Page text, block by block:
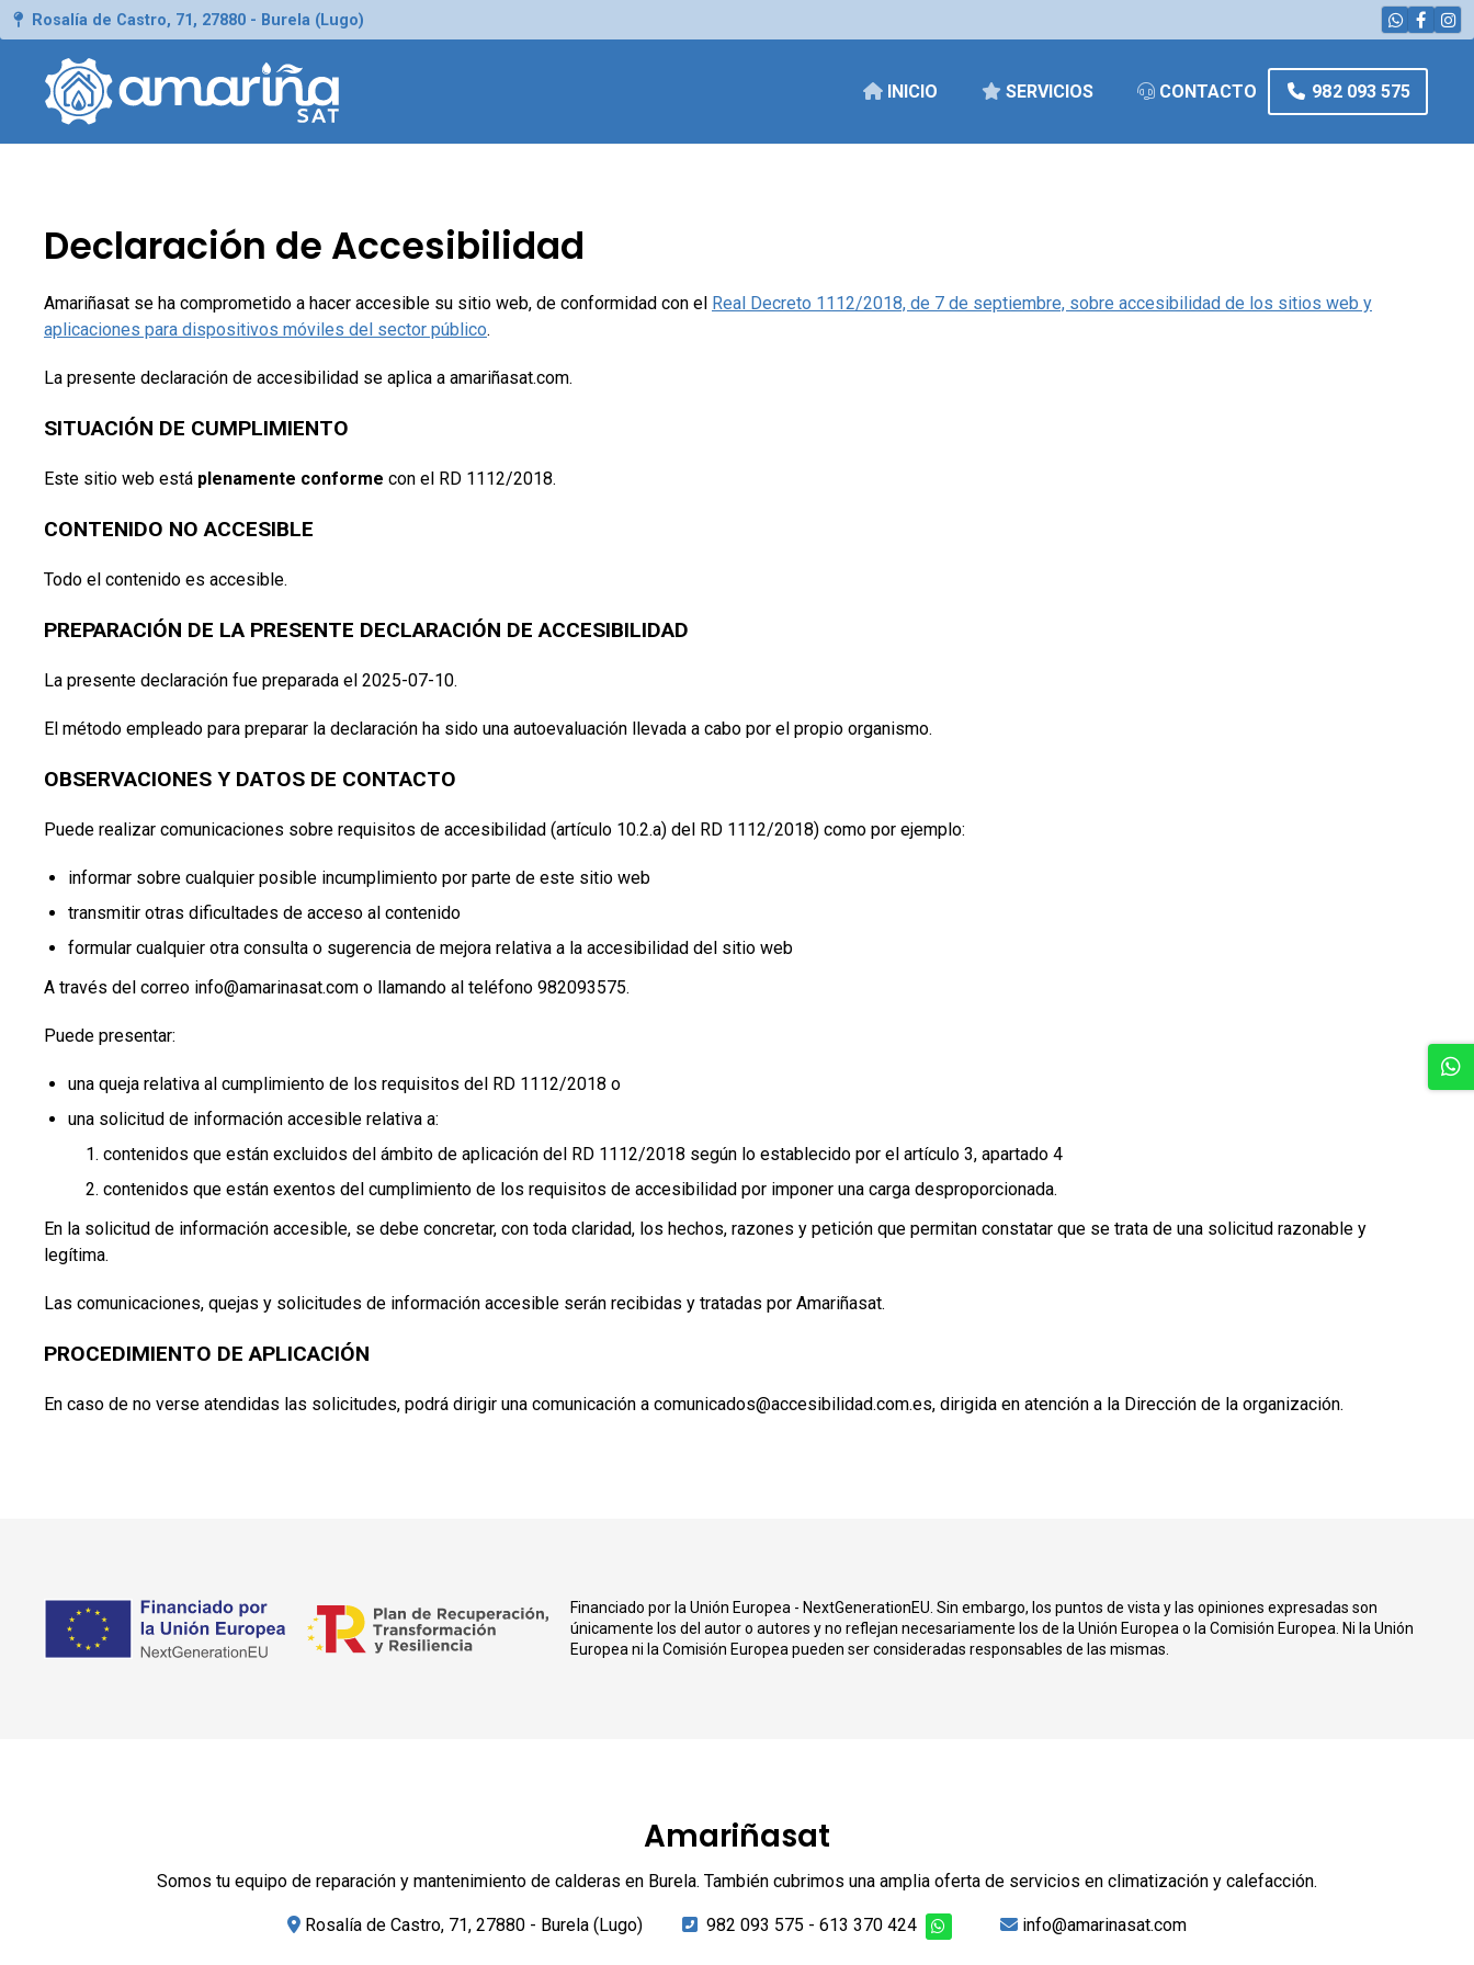
Rosalía de Castro, 71, 27880 - Burela (Lugo)
INICIO SERVICIOS CONTACTO 982 093 575
Declaración de Accesibilidad
Amariñasat se ha comprometido a hacer accesible su sitio web, de conformidad con el Real Decreto 1112/2018, de 7 de septiembre, sobre accesibilidad de los sitios web y
aplicaciones para dispositivos móviles del sector público.
La presente declaración de accesibilidad se aplica a amariñasat.com.
SITUACIÓN DE CUMPLIMIENTO
Este sitio web está plenamente conforme con el RD 1112/2018.
CONTENIDO NO ACCESIBLE
Todo el contenido es accesible.
PREPARACIÓN DE LA PRESENTE DECLARACIÓN DE ACCESIBILIDAD
La presente declaración fue preparada el 2025-07-10.
El método empleado para preparar la declaración ha sido una autoevaluación llevada a cabo por el propio organismo.
OBSERVACIONES Y DATOS DE CONTACTO
Puede realizar comunicaciones sobre requisitos de accesibilidad (artículo 10.2.a) del RD 1112/2018) como por ejemplo:
informar sobre cualquier posible incumplimiento por parte de este sitio web
transmitir otras dificultades de acceso al contenido
formular cualquier otra consulta o sugerencia de mejora relativa a la accesibilidad del sitio web
A través del correo info@amarinasat.com o llamando al teléfono 982093575.
Puede presentar:
una queja relativa al cumplimiento de los requisitos del RD 1112/2018 o
una solicitud de información accesible relativa a:
contenidos que están excluidos del ámbito de aplicación del RD 1112/2018 según lo establecido por el artículo 3, apartado 4
contenidos que están exentos del cumplimiento de los requisitos de accesibilidad por imponer una carga desproporcionada.
En la solicitud de información accesible, se debe concretar, con toda claridad, los hechos, razones y petición que permitan constatar que se trata de una solicitud razonable y
legítima.
Las comunicaciones, quejas y solicitudes de información accesible serán recibidas y tratadas por Amariñasat.
PROCEDIMIENTO DE APLICACIÓN
En caso de no verse atendidas las solicitudes, podrá dirigir una comunicación a comunicados@accesibilidad.com.es, dirigida en atención a la Dirección de la organización.
Financiado por la Unión Europea - NextGenerationEU. Sin embargo, los puntos de vista y las opiniones expresadas son
únicamente los del autor o autores y no reflejan necesariamente los de la Unión Europea o la Comisión Europea. Ni la Unión
Europea ni la Comisión Europea pueden ser consideradas responsables de las mismas.
Amariñasat
Somos tu equipo de reparación y mantenimiento de calderas en Burela. También cubrimos una amplia oferta de servicios en climatización y calefacción.
Rosalía de Castro, 71, 27880 - Burela (Lugo) 982 093 575 - 613 370 424 info@amarinasat.com